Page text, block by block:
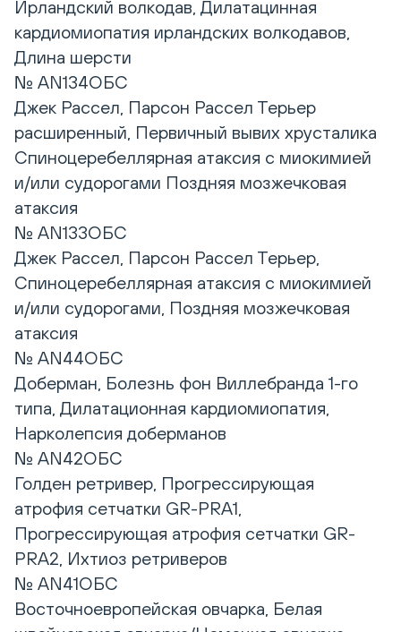
Ирландский волкодав, Дилатацинная
кардиомиопатия ирландских волкодавов,
Длина шерсти
№ AN134ОБС
Джек Рассел, Парсон Рассел Терьер
расширенный, Первичный вывих хрусталика
Спиноцеребеллярная атаксия с миокимией
и/или судорогами Поздняя мозжечковая
атаксия
№ AN133ОБС
Джек Рассел, Парсон Рассел Терьер,
Спиноцеребеллярная атаксия с миокимией
и/или судорогами, Поздняя мозжечковая
атаксия
№ AN44ОБС
Доберман, Болезнь фон Виллебранда 1-го
типа, Дилатационная кардиомиопатия,
Нарколепсия доберманов
№ AN42ОБС
Голден ретривер, Прогрессирующая
атрофия сетчатки GR-PRA1,
Прогрессирующая атрофия сетчатки GR-
PRA2, Ихтиоз ретриверов
№ AN41ОБС
Восточноевропейская овчарка, Белая